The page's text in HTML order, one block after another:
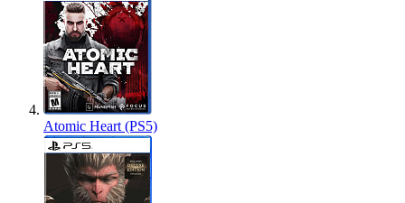
Atomic Heart (PS5)